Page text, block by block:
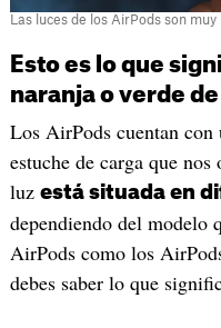
Las luces de los AirPods son muy
Esto es lo que
naranja o verde
Los AirPods cuentan
estuche de carga que
luz está situada en
dependiendo del modelo
AirPods como los
debes saber lo que